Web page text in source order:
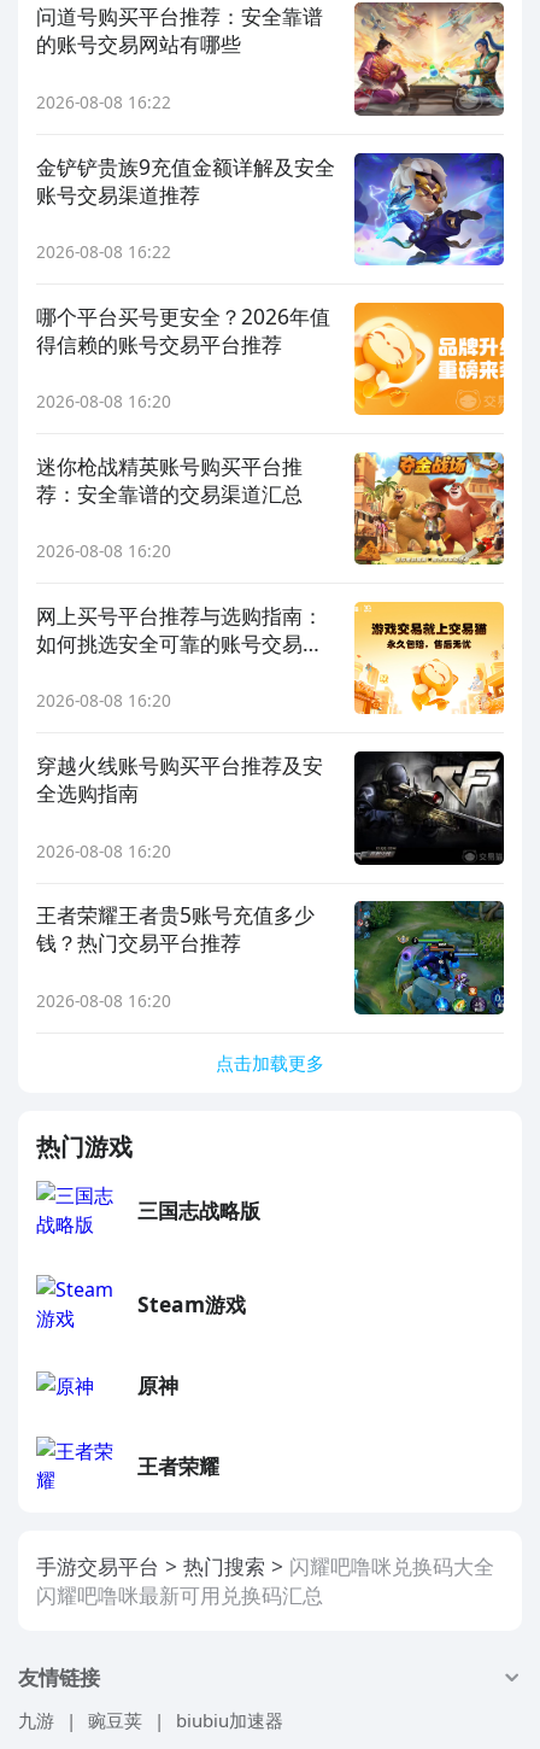
问道号购买平台推荐：安全靠谱
的账号交易网站有哪些
2026-08-08 16:22
金铲铲贵族9充值金额详解及安全
账号交易渠道推荐
2026-08-08 16:22
哪个平台买号更安全？2026年值
得信赖的账号交易平台推荐
2026-08-08 16:20
迷你枪战精英账号购买平台推
荐：安全靠谱的交易渠道汇总
2026-08-08 16:20
网上买号平台推荐与选购指南：
如何挑选安全可靠的账号交易平
2026-08-08 16:20
穿越火线账号购买平台推荐及安
全选购指南
2026-08-08 16:20
王者荣耀王者贵5账号充值多少
钱？热门交易平台推荐
2026-08-08 16:20
点击加载更多
热门游戏
三国志战略版
Steam游戏
原神
王者荣耀
手游交易平台 热门搜索
闪耀吧噜咪兑换码大全
闪耀吧噜咪最新可用兑换码汇总
友情链接
九游 | 豌豆荚 | biubiu加速器